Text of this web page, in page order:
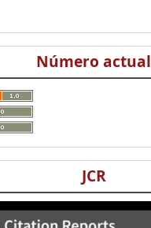
Número actual
JCR